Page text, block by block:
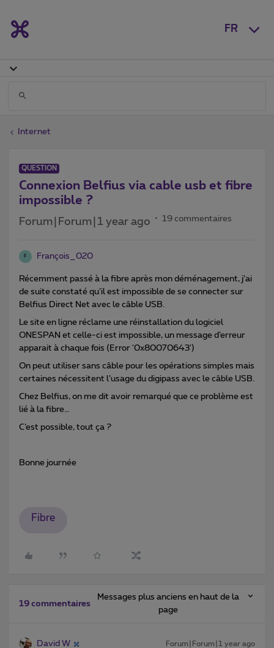
FR
Internet
QUESTION
Connexion Belfius via cable usb et fibre
impossible ?
Forum|Forum|1 year ago 19 commentaires
F François_020
Récemment passé à la fibre après mon déménagement, j’ai
de suite constaté qu’il est impossible de se connecter sur
Belfius Direct Net avec le câble USB.
Le site en ligne réclame une réinstallation du logiciel
ONESPAN et celle-ci est impossible, un message d’erreur
apparait à chaque fois (Error '0x80070643')
On peut utiliser sans câble pour les opérations simples mais
certaines nécessitent l’usage du digipass avec le câble USB.
Chez Belfius, on me dit avoir remarqué que ce problème est
lié à la fibre…
C’est possible, tout ça ?
Bonne journée
Fibre
19 commentaires
Messages plus anciens en haut de la
page
David W Forum|Forum|1 year ago